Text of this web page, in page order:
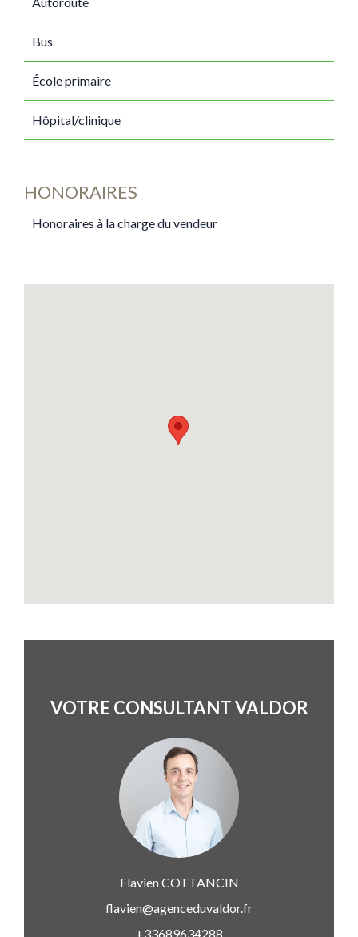
Bus
École primaire
Hôpital/clinique
HONORAIRES
Honoraires à la charge du vendeur
VOTRE CONSULTANT VALDOR
FlavienCOTTANCIN
flavien@agenceduvaldor.fr
+33689634288